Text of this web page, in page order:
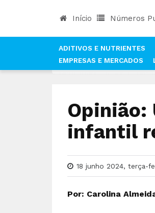
Início Números
ADITIVOS E NUTRIENTES
EMPRESAS E MERCADOS
Opinião:
infantil
18 junho 2024, terça-
Por: Carolina